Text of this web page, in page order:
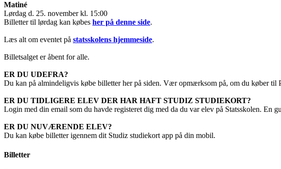
Matiné
Lørdag d. 25. november kl. 15:00
Billetter til lørdag kan købes her på denne side.
Læs alt om eventet på statsskolens hjemmeside.
Billetsalget er åbent for alle.
ER DU UDEFRA?
Du kan på almindeligvis købe billetter her på siden. Vær opmærksom på, om du køber
ER DU TIDLIGERE ELEV DER HAR HAFT STUDIZ STUDIEKORT?
Login med din email som du havde registeret dig med da du var elev på Statsskolen. En
ER DU NUVÆRENDE ELEV?
Du kan købe billetter igennem dit Studiz studiekort app på din mobil.
Billetter